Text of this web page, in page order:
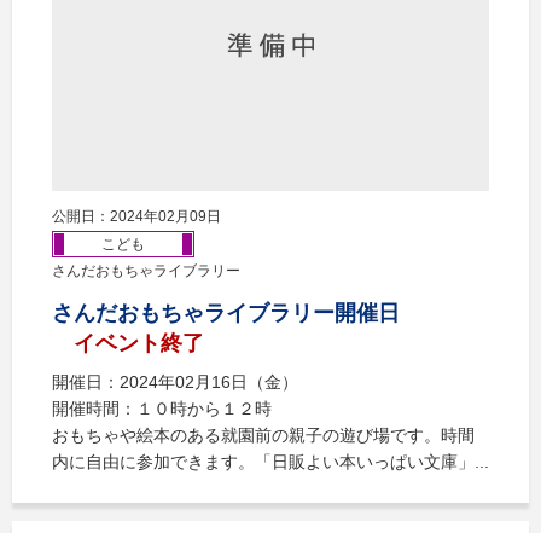
公開日：2024年02月09日
こども
さんだおもちゃライブラリー
さんだおもちゃライブラリー開催日
イベント終了
開催日：2024年02月16日（金）
開催時間：１０時から１２時
おもちゃや絵本のある就園前の親子の遊び場です。時間
内に自由に参加できます。「日販よい本いっぱい文庫」...